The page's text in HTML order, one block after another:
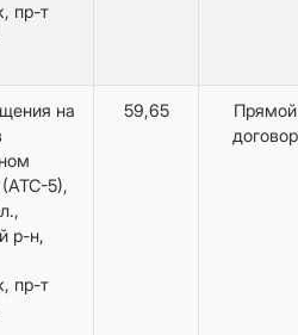
пр-т
на
5),
р-н,
пр-т
59,65
Прямой
договор